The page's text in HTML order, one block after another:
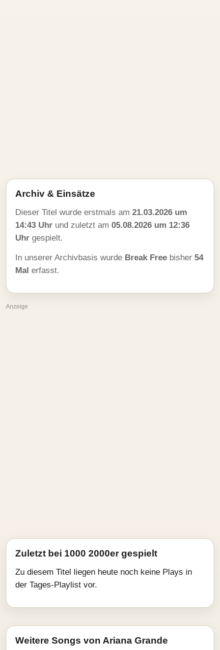
Archiv & Einsätze
Dieser Titel wurde erstmals am 21.03.2026 um
14:43 Uhr und zuletzt am 05.08.2026 um 12:36
Uhr gespielt.
In unserer Archivbasis wurde Break Free bisher 54
Mal erfasst.
Anzeige
Zuletzt bei 1000 2000er gespielt
Zu diesem Titel liegen heute noch keine Plays in
der Tages-Playlist vor.
Weitere Songs von Ariana Grande